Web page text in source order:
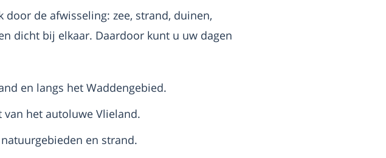
de afwisseling: zee, strand, duinen,
dicht bij elkaar. Daardoor kunt u uw dagen
en langs het Waddengebied.
het autoluwe Vlieland.
en strand.